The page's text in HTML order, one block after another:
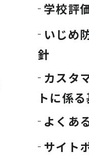
学校評
いじめ
針
カスタ
トに係
よくあ
サイト